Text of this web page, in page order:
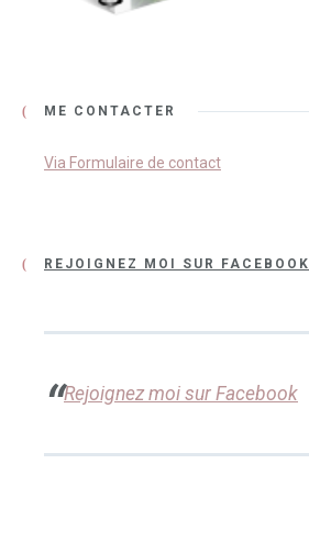
ME CONTACTER
Via Formulaire de contact
REJOIGNEZ MOI SUR FACEBOOK
Rejoignez moi sur Facebook